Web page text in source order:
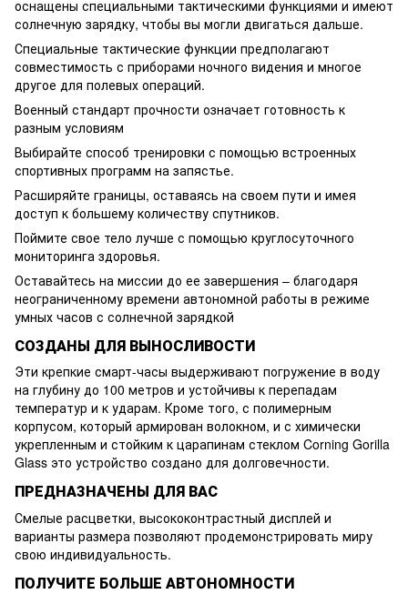
оснащены специальными тактическими функциями и имеют
солнечную зарядку, чтобы вы могли двигаться дальше.
Специальные тактические функции предполагают
совместимость с приборами ночного видения и многое
другое для полевых операций.
Военный стандарт прочности означает готовность к
разным условиям
Выбирайте способ тренировки с помощью встроенных
спортивных программ на запястье.
Расширяйте границы, оставаясь на своем пути и имея
доступ к большему количеству спутников.
Поймите свое тело лучше с помощью круглосуточного
мониторинга здоровья.
Оставайтесь на миссии до ее завершения – благодаря
неограниченному времени автономной работы в режиме
умных часов с солнечной зарядкой
СОЗДАНЫ ДЛЯ ВЫНОСЛИВОСТИ
Эти крепкие смарт-часы выдерживают погружение в воду
на глубину до 100 метров и устойчивы к перепадам
температур и к ударам. Кроме того, с полимерным
корпусом, который армирован волокном, и с химически
укрепленным и стойким к царапинам стеклом Corning Gorilla
Glass это устройство создано для долговечности.
ПРЕДНАЗНАЧЕНЫ ДЛЯ ВАС
Смелые расцветки, высококонтрастный дисплей и
варианты размера позволяют продемонстрировать миру
свою индивидуальность.
ПОЛУЧИТЕ БОЛЬШЕ АВТОНОМНОСТИ